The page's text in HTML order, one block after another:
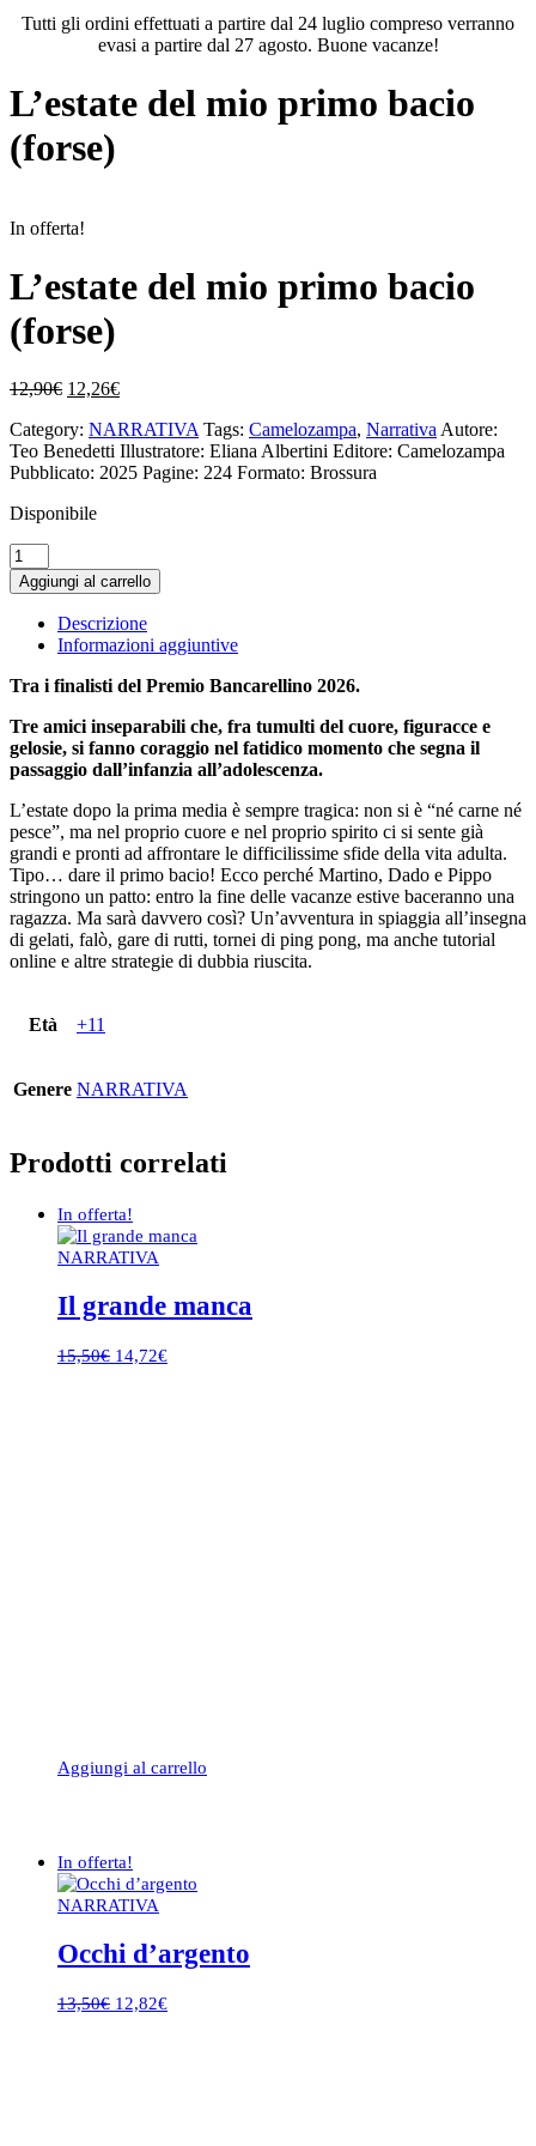
Tutti gli ordini effettuati a partire dal 24 luglio compreso verranno
evasi a partire dal 27 agosto. Buone vacanze!
L’estate del mio primo bacio
(forse)
In offerta!
L’estate del mio primo bacio
(forse)
12,90€ Il
originale
era:
12,90€.
12,26€Il
attuale
è:
12,26€.
Category: NARRATIVA Tags: Camelozampa, NarrativaAutore:
Teo Benedetti Illustratore: Eliana Albertini Editore: Camelozampa
Pubblicato: 2025 Pagine: 224 Formato: Brossura
Disponibile
L'estate
del
mio
primo
bacio
quantità
Aggiungi al carrello
Descrizione
Informazioni aggiuntive
Tra i finalisti del Premio Bancarellino 2026.
Tre amici inseparabili che, fra tumulti del cuore, figuracce e
gelosie, si fanno coraggio nel fatidico momento che segna il
passaggio dall’infanzia all’adolescenza.
L’estate dopo la prima media è sempre tragica: non si è “né carne né
pesce”, ma nel proprio cuore e nel proprio spirito ci si sente già
grandi e pronti ad affrontare le difficilissime sfide della vita adulta.
Tipo… dare il primo bacio! Ecco perché Martino, Dado e Pippo
stringono un patto: entro la fine delle vacanze estive baceranno una
ragazza. Ma sarà davvero così? Un’avventura in spiaggia all’insegna
di gelati, falò, gare di rutti, tornei di ping pong, ma anche tutorial
online e altre strategie di dubbia riuscita.
Età +11
Genere NARRATIVA
Prodotti correlati
In offerta!
NARRATIVA
Il grande manca
15,50€ Il14,72€Il
Aggiungi al carrello
In offerta!
NARRATIVA
Occhi d’argento
13,50€ Il12,82€Il